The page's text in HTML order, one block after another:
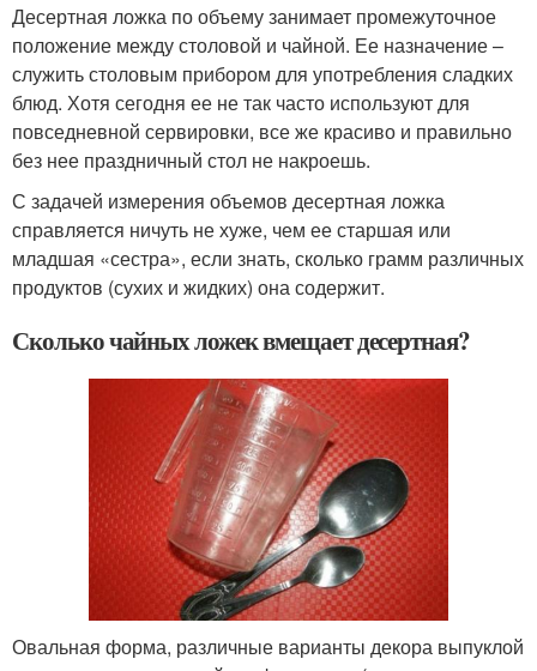
Десертная ложка по объему занимает промежуточное
положение между столовой и чайной. Ее назначение –
служить столовым прибором для употребления сладких
блюд. Хотя сегодня ее не так часто используют для
повседневной сервировки, все же красиво и правильно
без нее праздничный стол не накроешь.
С задачей измерения объемов десертная ложка
справляется ничуть не хуже, чем ее старшая или
младшая «сестра», если знать, сколько грамм различных
продуктов (сухих и жидких) она содержит.
Сколько чайных ложек вмещает десертная?
Овальная форма, различные варианты декора выпуклой